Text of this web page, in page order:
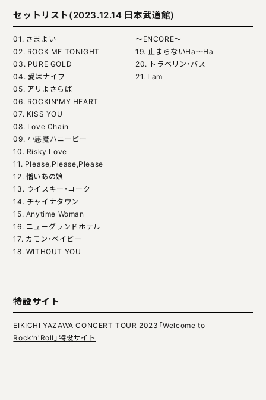
セットリスト(2023.12.14 日本武道館)
01. さまよい
02. ROCK ME TONIGHT
03. PURE GOLD
04. 愛はナイフ
05. アリよさらば
06. ROCKIN'MY HEART
07. KISS YOU
08. Love Chain
09. ⼩悪魔ハニービー
10. Risky Love
11. Please,Please,Please
12. 憎いあの娘
13. ウイスキー・コーク
14. チャイナタウン
15. Anytime Woman
16. ニューグランドホテル
17. カモン・ベイビー
18. WITHOUT YOU
〜ENCORE〜
19. 止まらないHa〜Ha
20. トラベリン・バス
21. I am
特設サイト
EIKICHI YAZAWA CONCERT TOUR 2023「Welcome to
Rock’n'Roll」特設サイト